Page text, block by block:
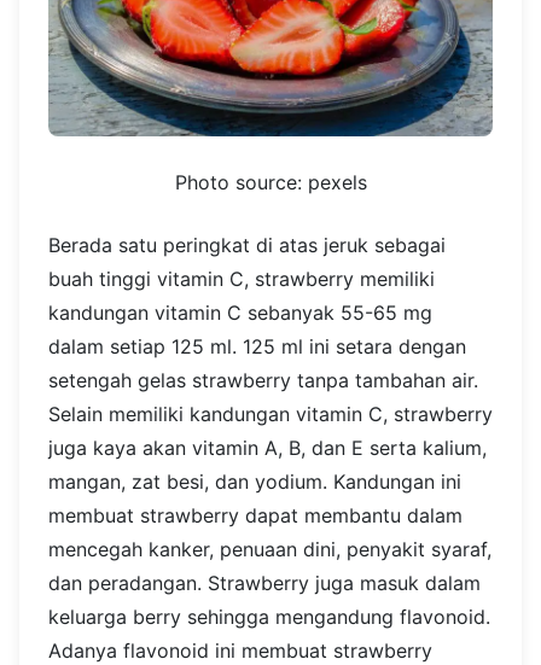
Photo source: pexels
Berada satu peringkat di atas jeruk sebagai
buah tinggi vitamin C, strawberry memiliki
kandungan vitamin C sebanyak 55-65 mg
dalam setiap 125 ml. 125 ml ini setara dengan
setengah gelas strawberry tanpa tambahan air.
Selain memiliki kandungan vitamin C, strawberry
juga kaya akan vitamin A, B, dan E serta kalium,
mangan, zat besi, dan yodium. Kandungan ini
membuat strawberry dapat membantu dalam
mencegah kanker, penuaan dini, penyakit syaraf,
dan peradangan. Strawberry juga masuk dalam
keluarga berry sehingga mengandung flavonoid.
Adanya flavonoid ini membuat strawberry